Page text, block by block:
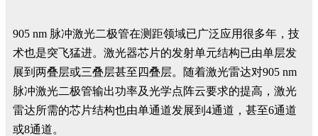
905 nm 脉冲激光二极管在测距领域已广泛应用很多年，技
术也是突飞猛进。激光器芯片的发射单元结构已由单层发
展到两叠层或三叠层甚至四叠层。随着激光雷达对905 nm
脉冲激光二极管输出功率及光学点阵云要求的提高，激光
雷达所需的芯片结构也由单通道发展到4通道，甚至6通道
或8通道。